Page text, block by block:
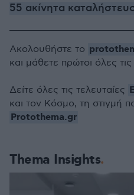
55 ακίνητα
Thema Insights
Ακολουθήστε το
και μάθετε πρώτοι όλες τις
Δείτε όλες τις τελευταίες
και τον Κόσμο, τη στιγμή
Protothema.gr